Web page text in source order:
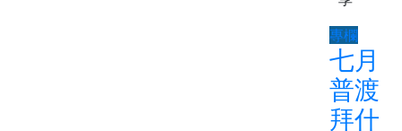
專欄
七月
普渡
拜什